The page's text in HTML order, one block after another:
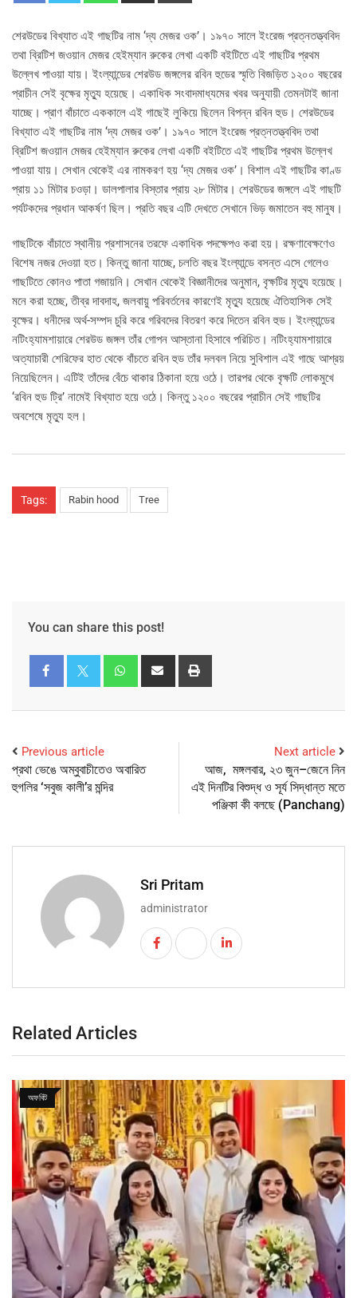
শেরউডের বিখ্যাত এই গাছটির নাম ‘দ্য মেজর ওক’। ১৯৭০ সালে ইংরেজ প্রত্নতত্ত্ববিদ
তথা ব্রিটিশ জওয়ান মেজর হেইম্যান রুকের লেখা একটি বইটিতে এই গাছটির প্রথম
উল্লেখ পাওয়া যায়। ইংল্যান্ডের শেরউড জঙ্গলের রবিন হুডের স্মৃতি বিজড়িত ১২০০ বছরের
প্রাচীন সেই বৃক্ষের মৃত্যু হয়েছে। একাধিক সংবাদমাধ্যমের খবর অনুযায়ী তেমনটাই জানা
যাচ্ছে। প্রাণ বাঁচাতে এককালে এই গাছেই লুকিয়ে ছিলেন বিপন্ন রবিন হুড। শেরউডের
বিখ্যাত এই গাছটির নাম ‘দ্য মেজর ওক’। ১৯৭০ সালে ইংরেজ প্রত্নতত্ত্ববিদ তথা
ব্রিটিশ জওয়ান মেজর হেইম্যান রুকের লেখা একটি বইটিতে এই গাছটির প্রথম উল্লেখ
পাওয়া যায়। সেখান থেকেই এর নামকরণ হয় ‘দ্য মেজর ওক’। বিশাল এই গাছটির কাণ্ড
প্রায় ১১ মিটার চওড়া। ডালপালার বিস্তার প্রায় ২৮ মিটার। শেরউডের জঙ্গলে এই গাছটি
পর্যটকদের প্রধান আকর্ষণ ছিল। প্রতি বছর এটি দেখতে সেখানে ভিড় জমাতেন বহু মানুষ।
গাছটিকে বাঁচাতে স্থানীয় প্রশাসনের তরফে একাধিক পদক্ষেপও করা হয়। রক্ষণাবেক্ষণেও
বিশেষ নজর দেওয়া হত। কিন্তু জানা যাচ্ছে, চলতি বছর ইংল্যান্ডে বসন্ত এসে গেলেও
গাছটিতে কোনও পাতা গজায়নি। সেখান থেকেই বিজ্ঞানীদের অনুমান, বৃক্ষটির মৃত্যু হয়েছে।
মনে করা হচ্ছে, তীব্র দাবদাহ, জলবায়ু পরিবর্তনের কারণেই মৃত্যু হয়েছে ঐতিহাসিক সেই
বৃক্ষের। ধনীদের অর্থ-সম্পদ চুরি করে গরিবদের বিতরণ করে দিতেন রবিন হুড। ইংল্যান্ডের
নটিংহ্যামশায়ারে শেরউড জঙ্গল তাঁর গোপন আস্তানা হিসাবে পরিচিত। নটিংহ্যামশায়ারে
অত্যাচারী শেরিফের হাত থেকে বাঁচতে রবিন হুড তাঁর দলবল নিয়ে সুবিশাল এই গাছে আশ্রয়
নিয়েছিলেন। এটিই তাঁদের বেঁচে থাকার ঠিকানা হয়ে ওঠে। তারপর থেকে বৃক্ষটি লোকমুখে
‘রবিন হুড ট্রি’ নামেই বিখ্যাত হয়ে ওঠে। কিন্তু ১২০০ বছরের প্রাচীন সেই গাছটির
অবশেষে মৃত্যু হল।
Tags: Rabin hood Tree
You can share this post!
Previous article
প্রথা ভেঙে অম্বুবাচীতেও অবারিত
হুগলির ‘সবুজ কালী’র মন্দির
Next article
আজ, মঙ্গলবার, ২৩ জুন–জেনে নিন
এই দিনটির বিশুদ্ধ ও সূর্য সিদ্ধান্ত মতে
পঞ্জিকা কী বলছে (Panchang)
Sri Pritam
administrator
Related Articles
অফবিট